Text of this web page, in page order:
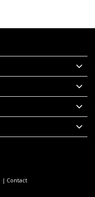
Contact